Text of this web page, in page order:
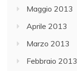
Maggio 2013
Aprile 2013
Marzo 2013
Febbraio 2013